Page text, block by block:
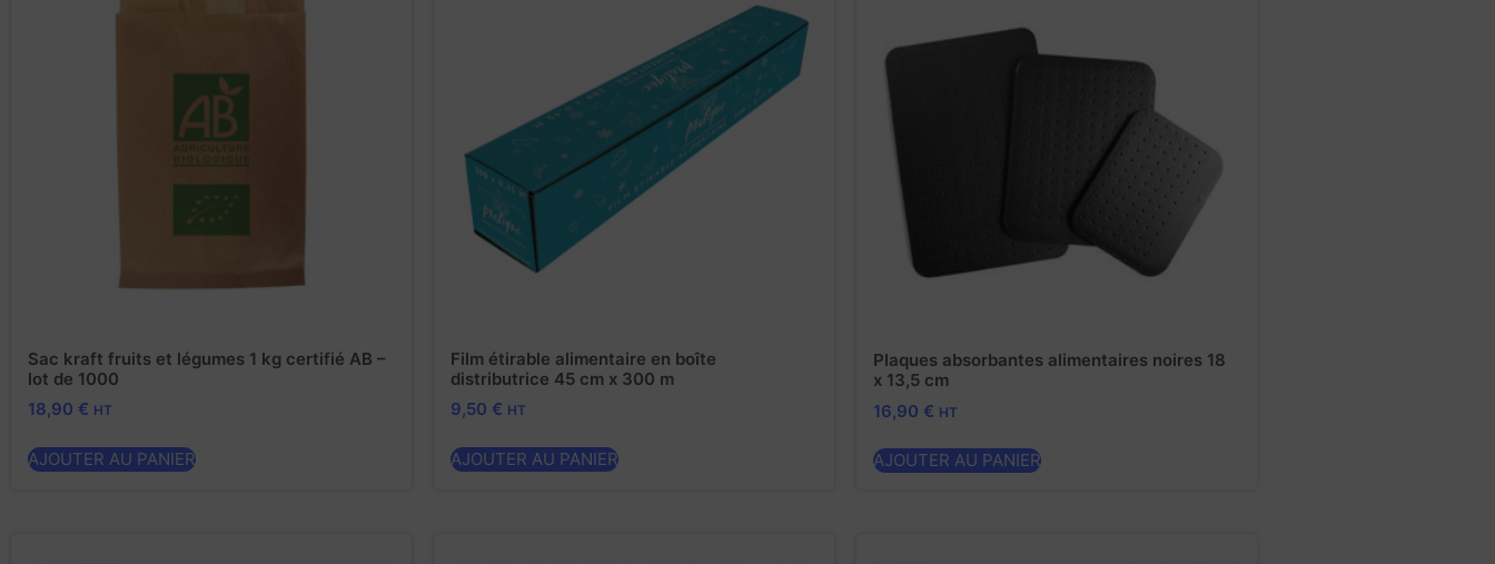
Sac kraft fruits et légumes 1 kg certifié AB –
lot de 1000
18,90 € HT
AJOUTER AU PANIER
Film étirable alimentaire en boîte
distributrice 45 cm x 300 m
9,50 € HT
AJOUTER AU PANIER
Plaques absorbantes alimentaires noires 18
x 13,5 cm
16,90 € HT
AJOUTER AU PANIER